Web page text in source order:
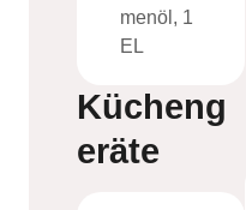
menöl, 1
EL
Kücheng
eräte